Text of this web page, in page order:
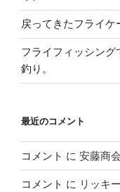
戻ってきたフライケ
フライフィッシン
釣り。
最近のコメント
コメント に 安藤商会
コメント に リッキー